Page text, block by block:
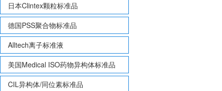
日本Clintex颗粒标准品
德国PSS聚合物标准品
Alltech离子标准液
美国Medical ISO药物异构体标准品
CIL异构体/同位素标准品